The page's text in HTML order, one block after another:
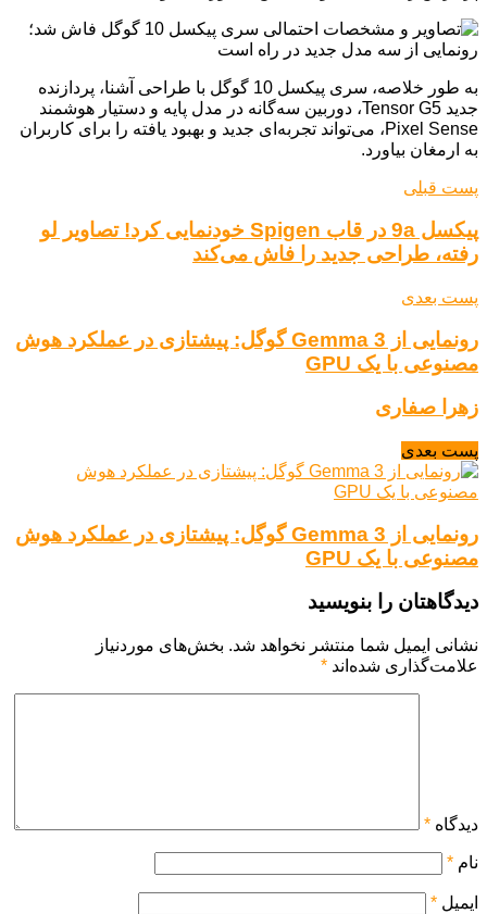
به طور خلاصه، سری پیکسل 10 گوگل با طراحی آشنا، پردازنده
جدید Tensor G5، دوربین سه‌گانه در مدل پایه و دستیار هوشمند
Pixel Sense، می‌تواند تجربه‌ای جدید و بهبود یافته را برای کاربران
به ارمغان بیاورد.
پست قبلی
پیکسل 9a در قاب Spigen خودنمایی کرد! تصاویر لو
رفته، طراحی جدید را فاش می‌کند
پست بعدی
رونمایی از Gemma 3 گوگل: پیشتازی در عملکرد هوش
مصنوعی با یک GPU
زهرا صفاری
پست بعدی
رونمایی از Gemma 3 گوگل: پیشتازی در عملکرد هوش
مصنوعی با یک GPU
دیدگاهتان را بنویسید
نشانی ایمیل شما منتشر نخواهد شد. بخش‌های موردنیاز
علامت‌گذاری شده‌اند *
دیدگاه *
نام *
ایمیل *